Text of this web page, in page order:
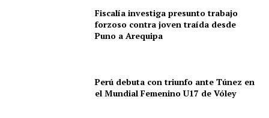
Fiscalía investiga presunto trabajo
forzoso contra joven traída desde
Puno a Arequipa
Perú debuta con triunfo ante Túnez en
el Mundial Femenino U17 de Vóley